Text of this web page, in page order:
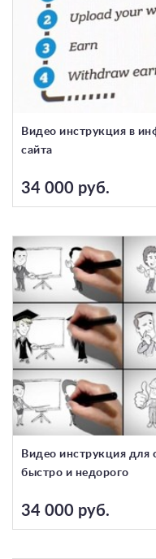
Видео инструкция в
сайта
34 000 руб.
Видео инструкция для
быстро и недорого
34 000 руб.